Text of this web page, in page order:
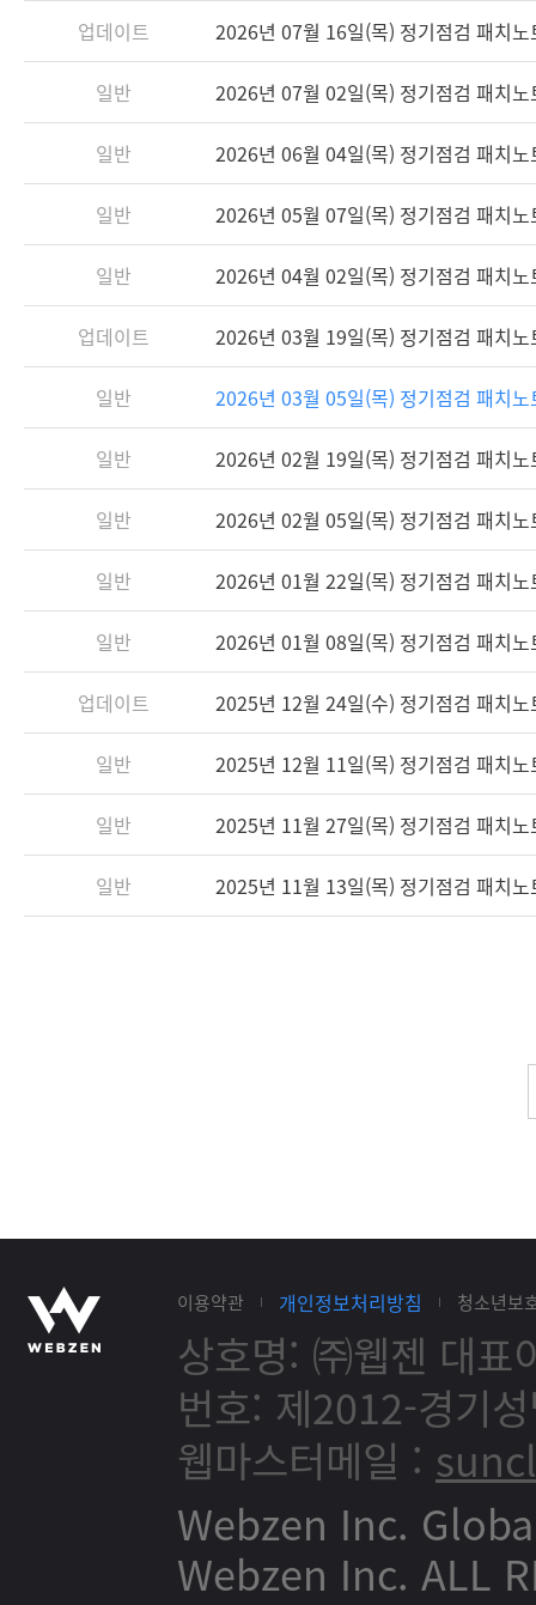
업데이트 2026년 07월 16일(목) 정기점검 패치노
일반 2026년 07월 02일(목) 정기점검 패치노
일반 2026년 06월 04일(목) 정기점검 패치노
일반 2026년 05월 07일(목) 정기점검 패치노
일반 2026년 04월 02일(목) 정기점검 패치노
업데이트 2026년 03월 19일(목) 정기점검 패치노
일반 2026년 03월 05일(목) 정기점검 패치노
일반 2026년 02월 19일(목) 정기점검 패치노
일반 2026년 02월 05일(목) 정기점검 패치노
일반 2026년 01월 22일(목) 정기점검 패치노
일반 2026년 01월 08일(목) 정기점검 패치노
업데이트 2025년 12월 24일(수) 정기점검 패치노
일반 2025년 12월 11일(목) 정기점검 패치노
일반 2025년 11월 27일(목) 정기점검 패치노
일반 2025년 11월 13일(목) 정기점검 패치노
이용약관 개인정보처리방침 청소년보
상호명: ㈜웹젠 대표
번호: 제2012-경기
웹마스터메일 :
Webzen Inc.
Webzen Inc. ALL